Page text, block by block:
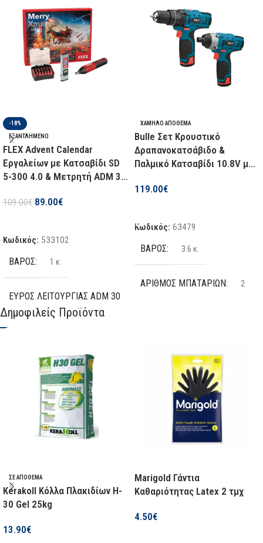
-18%
ΕΞΑΝΤΛΗΜΈΝΟ
FLEX Advent Calendar
Εργαλείων με Κατσαβίδι SD
5-300 4.0 & Μετρητή ADM 30
DB31 533102
109.00€ 89.00€
Κωδικός: 533102
ΒΆΡΟΣ 1 κ.
ΕΎΡΟΣ ΛΕΙΤΟΥΡΓΊΑΣ ADM 30
SMART
ΑΚΤΊΝΑ LASER ADM 30
< 1 mW, 670 Nm
38 g
ΧΑΜΗΛΌ ΑΠΌΘΕΜΑ
Bulle Σετ Κρουστικό
Δραπανοκατσάβιδο &
Παλμικό Κατσαβίδι 10.8V με
119.00€
Κωδικός: 63479
ΒΆΡΟΣ 3.6 κ.
ΑΡΙΘΜΌΣ ΜΠΑΤΑΡΙΏΝ 2
2 Ah
ΔΙΑΘΕΣΙΜΌΤΗΤΑ
Χαμηλό Απόθεμα
Δημοφιλείς Προϊόντα
ΣΕ ΑΠΌΘΕΜΑ
Kerakoll Κόλλα Πλακιδίων H-
30 Gel 25kg
13.90€
Marigold Γάντια
Καθαριότητας Latex 2 τμχ
4.50€